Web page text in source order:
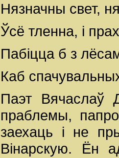
Нязначны свет,
Ўсё тленна, і
Пабіцца б з
Каб
Паэт Вячаслаў
праблемы,
заехаць і не
Вінарскую. Ён